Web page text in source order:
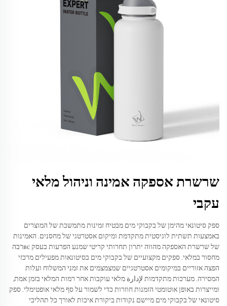
שרשרת אספקה אמינה וניהול מלאי
עקבי
ספק סיטונאי מהימן של בקבוקי מים מבטיח זמינות מתמשכת של המוצרים
באמצעות תשתית לוגיסטית מתקדמת ומיקום אסטרטגי של מחסנים. האמינות
של שרשרת האספקה מהווה יתרון תחרותי קריטי שמנע הפרעות בעסק всרבה
מחסור במלאי. ספקים מקצועיים של בקבוקי מים בסיטונאות מפעילים מרכזי
הפצה אזוריים במיקומים אסטרטגיים שמצמצמים את זמני המשלוח ועלות
המסירה. מערכות מתקדמות لإدارة מלאי עוקבות אחר רמות המלאי בזמן אמת,
ומייצרות באופן אוטומטי הזמנות חוזרות כדי לשמור על סף מלאי אופטימלי. ספק
סיטונאי של בקבוקי מים מיישם נקודות ביקורת איכות לאורך כל תהליכי